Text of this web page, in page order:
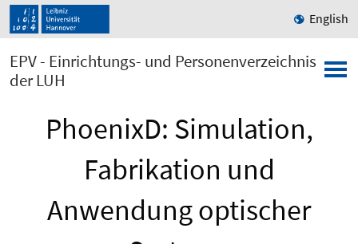
English
EPV - Einrichtungs- und Personenverzeichnis
der LUH
PhoenixD: Simulation,
Fabrikation und
Anwendung optischer